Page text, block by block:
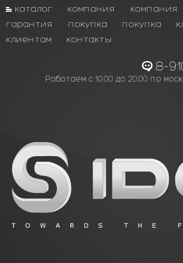
каталог компания компания
гарантия
покупка покупка
клиентам
контакты
8-
Работаем с 10.00 до 20.00 по